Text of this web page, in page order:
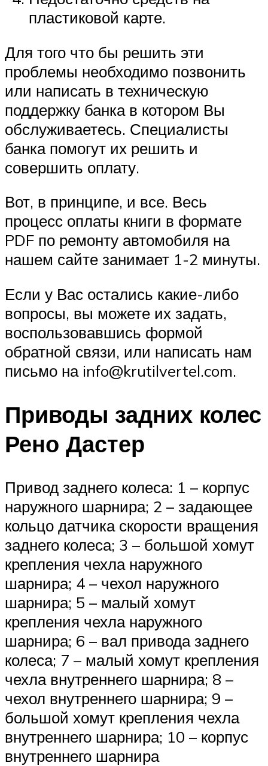
пластиковой карте.
Для того что бы решить эти
проблемы необходимо позвонить
или написать в техническую
поддержку банка в котором Вы
обслуживаетесь. Специалисты
банка помогут их решить и
совершить оплату.
Вот, в принципе, и все. Весь
процесс оплаты книги в формате
PDF по ремонту автомобиля на
нашем сайте занимает 1-2 минуты.
Если у Вас остались какие-либо
вопросы, вы можете их задать,
воспользовавшись формой
обратной связи, или написать нам
письмо на info@krutilvertel.com.
Приводы задних колес
Рено Дастер
Привод заднего колеса: 1 – корпус
наружного шарнира; 2 – задающее
кольцо датчика скорости вращения
заднего колеса; 3 – большой хомут
крепления чехла наружного
шарнира; 4 – чехол наружного
шарнира; 5 – малый хомут
крепления чехла наружного
шарнира; 6 – вал привода заднего
колеса; 7 – малый хомут крепления
чехла внутреннего шарнира; 8 –
чехол внутреннего шарнира; 9 –
большой хомут крепления чехла
внутреннего шарнира; 10 – корпус
внутреннего шарнира